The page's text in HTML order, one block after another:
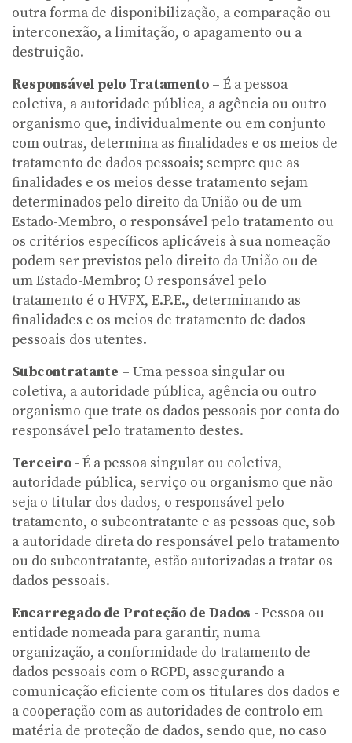
outra forma de disponibilização, a comparação ou
interconexão, a limitação, o apagamento ou a
destruição.
Responsável pelo Tratamento – É a pessoa
coletiva, a autoridade pública, a agência ou outro
organismo que, individualmente ou em conjunto
com outras, determina as finalidades e os meios de
tratamento de dados pessoais; sempre que as
finalidades e os meios desse tratamento sejam
determinados pelo direito da União ou de um
Estado-Membro, o responsável pelo tratamento ou
os critérios específicos aplicáveis à sua nomeação
podem ser previstos pelo direito da União ou de
um Estado-Membro; O responsável pelo
tratamento é o HVFX, E.P.E., determinando as
finalidades e os meios de tratamento de dados
pessoais dos utentes.
Subcontratante – Uma pessoa singular ou
coletiva, a autoridade pública, agência ou outro
organismo que trate os dados pessoais por conta do
responsável pelo tratamento destes.
Terceiro - É a pessoa singular ou coletiva,
autoridade pública, serviço ou organismo que não
seja o titular dos dados, o responsável pelo
tratamento, o subcontratante e as pessoas que, sob
a autoridade direta do responsável pelo tratamento
ou do subcontratante, estão autorizadas a tratar os
dados pessoais.
Encarregado de Proteção de Dados - Pessoa ou
entidade nomeada para garantir, numa
organização, a conformidade do tratamento de
dados pessoais com o RGPD, assegurando a
comunicação eficiente com os titulares dos dados e
a cooperação com as autoridades de controlo em
matéria de proteção de dados, sendo que, no caso